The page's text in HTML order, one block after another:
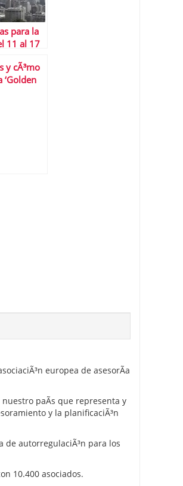
para la
11 al 17
y cÃ³mo
europea de asesorÃ­a
nuestro paÃ­s que representa y
y la planificaciÃ³n
de autorregulaciÃ³n para los
10.400 asociados.